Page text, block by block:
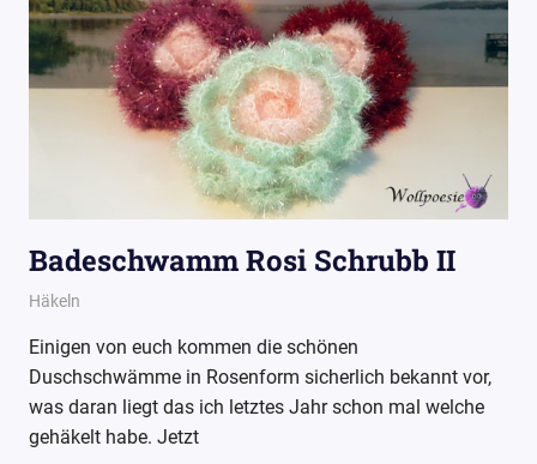
Badeschwamm Rosi Schrubb II
19. Dezember 2018
Wollpoesie
Häkeln
Einigen von euch kommen die schönen
Duschschwämme in Rosenform sicherlich bekannt vor,
was daran liegt das ich letztes Jahr schon mal welche
gehäkelt habe. Jetzt